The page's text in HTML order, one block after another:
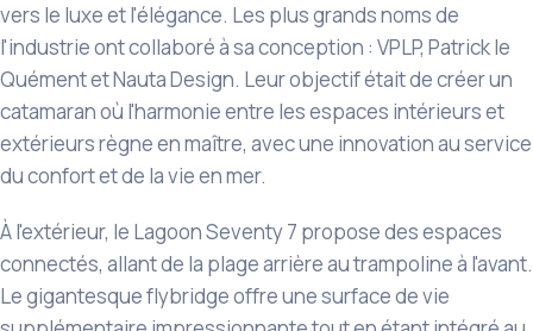
vers le luxe et l'élégance. Les plus grands noms de
l'industrie ont collaboré à sa conception : VPLP, Patrick le
Quément et Nauta Design. Leur objectif était de créer un
catamaran où l'harmonie entre les espaces intérieurs et
extérieurs règne en maître, avec une innovation au service
du confort et de la vie en mer.
À l'extérieur, le Lagoon Seventy 7 propose des espaces
connectés, allant de la plage arrière au trampoline à l'avant.
Le gigantesque flybridge offre une surface de vie